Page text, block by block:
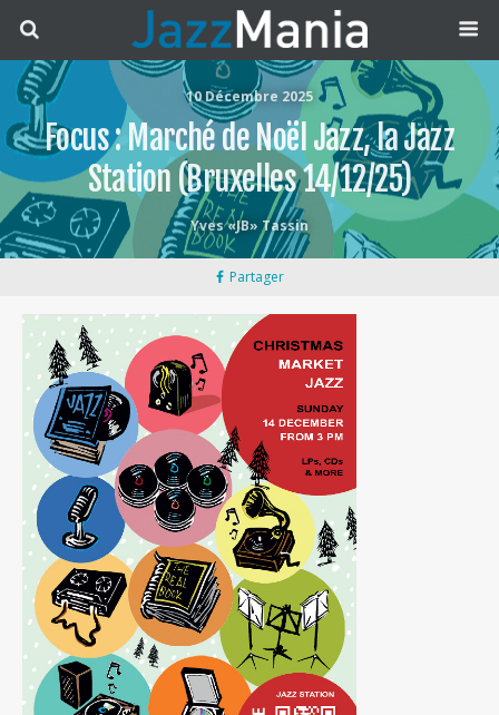
10 Décembre 2025
Focus : Marché de Noël Jazz, la Jazz
Station (Bruxelles 14/12/25)
Yves «JB» Tassin
Partager